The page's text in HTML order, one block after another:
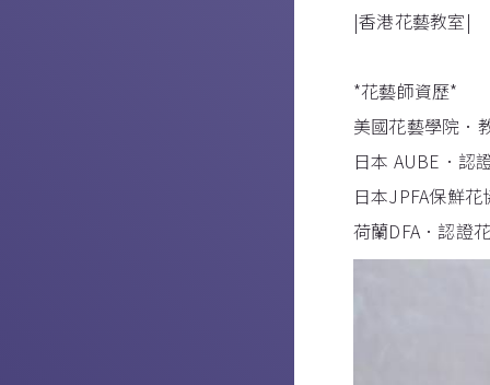
|香港花藝教室|
*花藝師資歷*
美國花藝學院．
日本 AUBE．認
日本JPFA保鮮
荷蘭DFA．認證